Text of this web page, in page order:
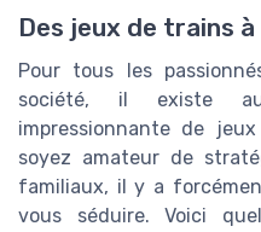
Des jeux de trains
Pour tous les
société, il existe
impressionnante de
soyez amateur de
familiaux, il y a
vous séduire. Voici